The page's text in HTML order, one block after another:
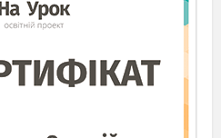
hotel.
de loger chez les
sont très gentils.
trois enfants.